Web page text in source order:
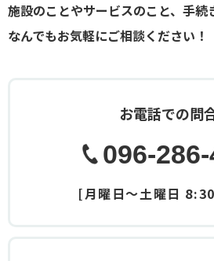
施設のことやサービスのこと、手続
なんでもお気軽にご相談ください！
お電話での問
096-
[月曜日～土曜日